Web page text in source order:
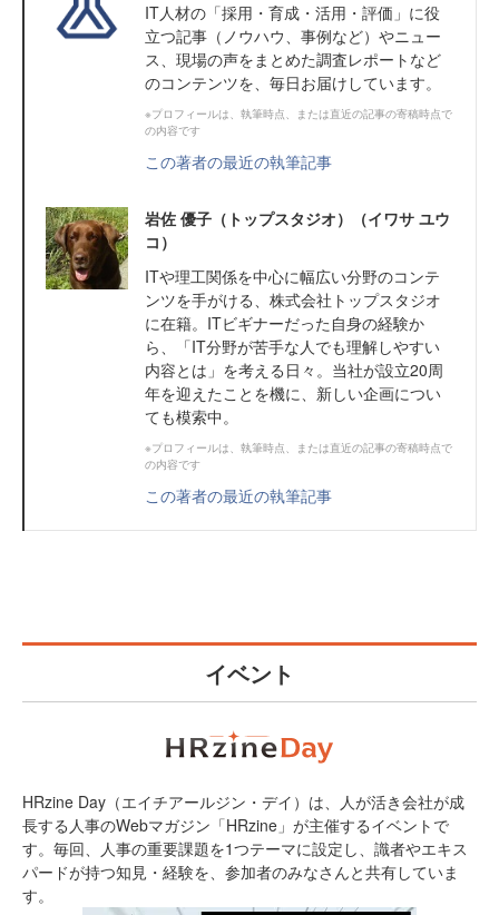
IT⼈材の「採⽤・育成・活⽤・評価」に役
⽴つ記事（ノウハウ、事例など）やニュー
ス、現場の声をまとめた調査レポートなど
のコンテンツを、毎日お届けしています。
※プロフィールは、執筆時点、または直近の記事の寄稿時点で
の内容です
この著者の最近の執筆記事
岩佐 優子（トップスタジオ）（イワサ ユウ
コ）
ITや理工関係を中心に幅広い分野のコンテ
ンツを手がける、株式会社トップスタジオ
に在籍。ITビギナーだった自身の経験か
ら、「IT分野が苦手な人でも理解しやすい
内容とは」を考える日々。当社が設立20周
年を迎えたことを機に、新しい企画につい
ても模索中。
※プロフィールは、執筆時点、または直近の記事の寄稿時点で
の内容です
この著者の最近の執筆記事
イベント
HRzine Day（エイチアールジン・デイ）は、人が活き会社が成
長する人事のWebマガジン「HRzine」が主催するイベントで
す。毎回、人事の重要課題を1つテーマに設定し、識者やエキス
パードが持つ知見・経験を、参加者のみなさんと共有していま
す。